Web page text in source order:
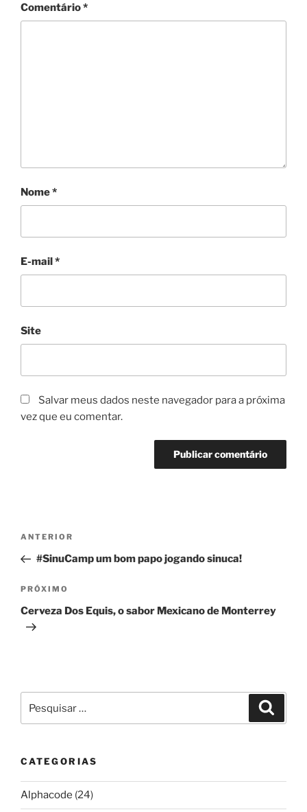
Comentário*
Nome*
E-mail*
Site
Salvar meus dados neste navegador para a próxima
vez que eu comentar.
Navegação
Post
Post
anterior
ANTERIOR
#SinuCamp um bom papo jogando sinuca!
Próximo
post
PRÓXIMO
Cerveza Dos Equis, o sabor Mexicano de Monterrey
por:
CATEGORIAS
Alphacode (24)